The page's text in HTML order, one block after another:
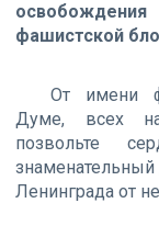
фашистской
От имени
Думе, всех
позвольте
Ленинграда от